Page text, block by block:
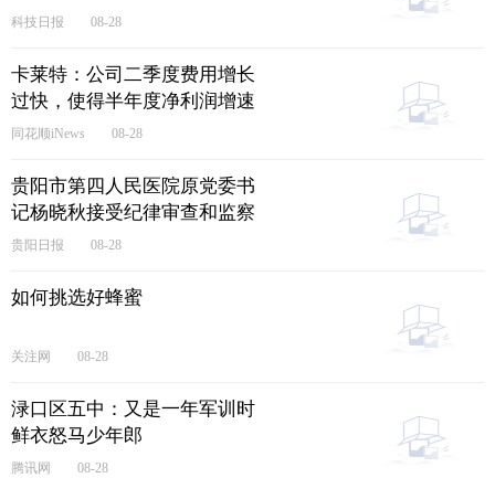
科技日报 08-28
卡莱特：公司二季度费用增长
过快，使得半年度净利润增速
放缓
同花顺iNews 08-28
贵阳市第四人民医院原党委书
记杨晓秋接受纪律审查和监察
调查
贵阳日报 08-28
如何挑选好蜂蜜
关注网 08-28
渌口区五中：又是一年军训时
鲜衣怒马少年郎
腾讯网 08-28